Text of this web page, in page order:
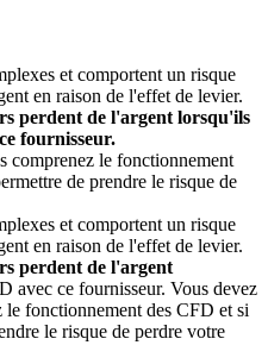
et comportent un risque
en raison de l'effet de levier.
perdent de l'argent lorsqu'ils
fournisseur.
comprenez le fonctionnement
de prendre le risque de
et comportent un risque
en raison de l'effet de levier.
perdent de l'argent
avec ce fournisseur. Vous devez
le fonctionnement des CFD et si
le risque de perdre votre